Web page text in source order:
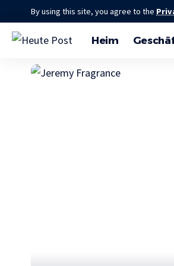
By using this site, you agree to the
Heim